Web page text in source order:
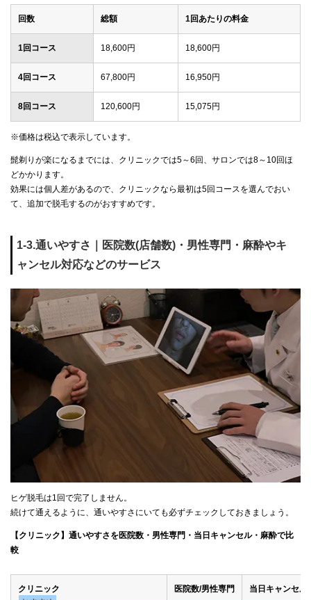
回数 総額 1回あたりの料金
1回コース 18,600円 18,600円
4回コース 67,800円 16,950円
8回コース 120,600円 15,075円
※価格は税込で表示しています。
髭剃りが楽になるまでには、クリニックでは5～6回、サロンでは8～10回ほ
どかかります。
効果には個人差があるので、クリニックなら最初は5回コースを選んでおい
て、追加で脱毛するのがおすすめです。
1-3.通いやすさ｜医院数(店舗数)・男性専門・麻酔やキ
ャンセル対応などのサービス
ヒゲ脱毛は1回で完了しません。
続けて通えるように、通いやすさにいても必ずチェックしておきましょう。
【クリニック】通いやすさを医院数・男性専門・当日キャンセル・麻酔で比
較
クリニック 医院数/男性専門
当日キャンセル